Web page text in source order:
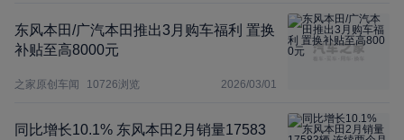
东风本田/广汽本田推出3月购车福利 置换
补贴至高8000元
之家原创车闻 10726浏览 2026/03/01
同比增长10.1% 东风本田2月销量17583